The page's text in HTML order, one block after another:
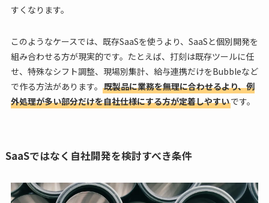
すくなります。
このようなケースでは、既存SaaSを使うより、SaaSと個別開発を
組み合わせる方が現実的です。たとえば、打刻は既存ツールに任
せ、特殊なシフト調整、現場別集計、給与連携だけをBubbleなど
で作る方法があります。 既製品に業務を無理に合わせるより、例
外処理が多い部分だけを自社仕様にする方が定着しやすいです。
SaaSではなく自社開発を検討すべき条件